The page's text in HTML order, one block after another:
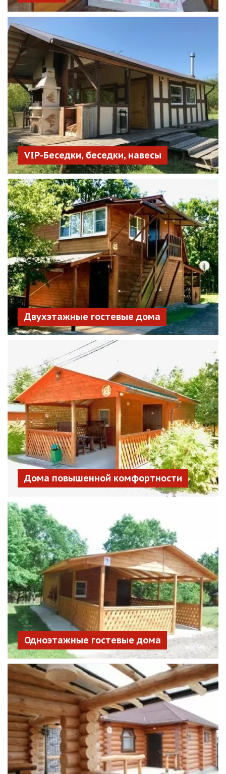
VIP-Беседки, беседки, навесы
Двухэтажные гостевые дома
Дома повышенной комфортности
Одноэтажные гостевые дома